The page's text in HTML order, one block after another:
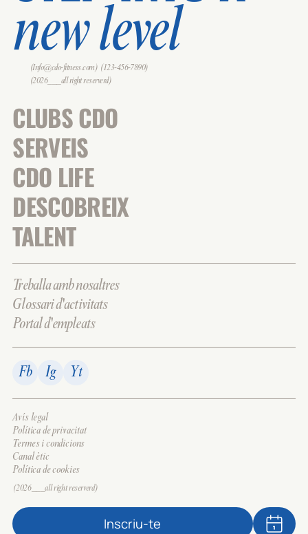
Inscriu-te
new level
(Info@cdo-fitness.com) (123-456-7890)
(2026___all right reserverd)
CLUBS CDO
SERVEIS
CDO LIFE
DESCOBREIX
TALENT
Treballa amb nosaltres
Glossari d'activitats
Portal d'empleats
Fb Ig Yt
Avís legal
Política de privacitat
Termes i condicions
Canal ètic
Política de cookies
(2026___all right reserverd)